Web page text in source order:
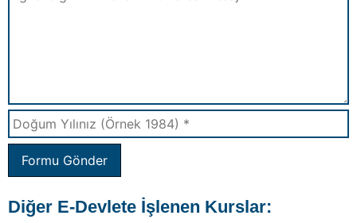
Formu Gönder
Diğer E-Devlete İşlenen Kurslar: